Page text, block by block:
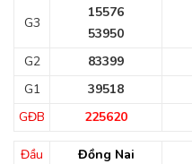
G3
15576
53950
G2
83399
G1
39518
GĐB
225620
Đầu Đồng Nai